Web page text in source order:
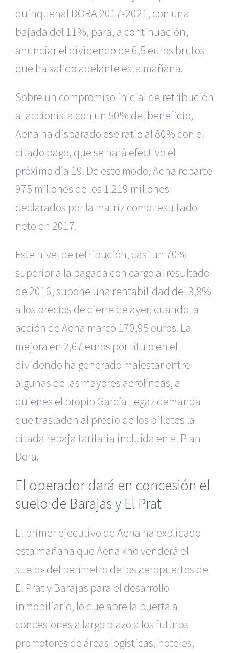
quinquenal DORA 2017-2021, con una
bajada del 11%, para, a continuación,
anunciar el dividendo de 6,5 euros brutos
que ha salido adelante esta mañana.
Sobre un compromiso inicial de retribución
al accionista con un 50% del beneficio,
Aena ha disparado ese ratio al 80% con el
citado pago, que se hará efectivo el
próximo día 19. De este modo, Aena reparte
975 millones de los 1.219 millones
declarados por la matriz como resultado
neto en 2017.
Este nivel de retribución, casi un 70%
superior a la pagada con cargo al resultado
de 2016, supone una rentabilidad del 3,8%
a los precios de cierre de ayer, cuando la
acción de Aena marcó 170,95 euros. La
mejora en 2,67 euros por título en el
dividendo ha generado malestar entre
algunas de las mayores aerolíneas, a
quienes el propio García Legaz demanda
que trasladen al precio de los billetes la
citada rebaja tarifaria incluída en el Plan
Dora.
El operador dará en concesión el
suelo de Barajas y El Prat
El primer ejecutivo de Aena ha explicado
esta mañana que Aena «no venderá el
suelo» del perímetro de los aeropuertos de
El Prat y Barajas para el desarrollo
inmobiliario, lo que abre la puerta a
concesiones a largo plazo a los futuros
promotores de áreas logísticas, hoteles,